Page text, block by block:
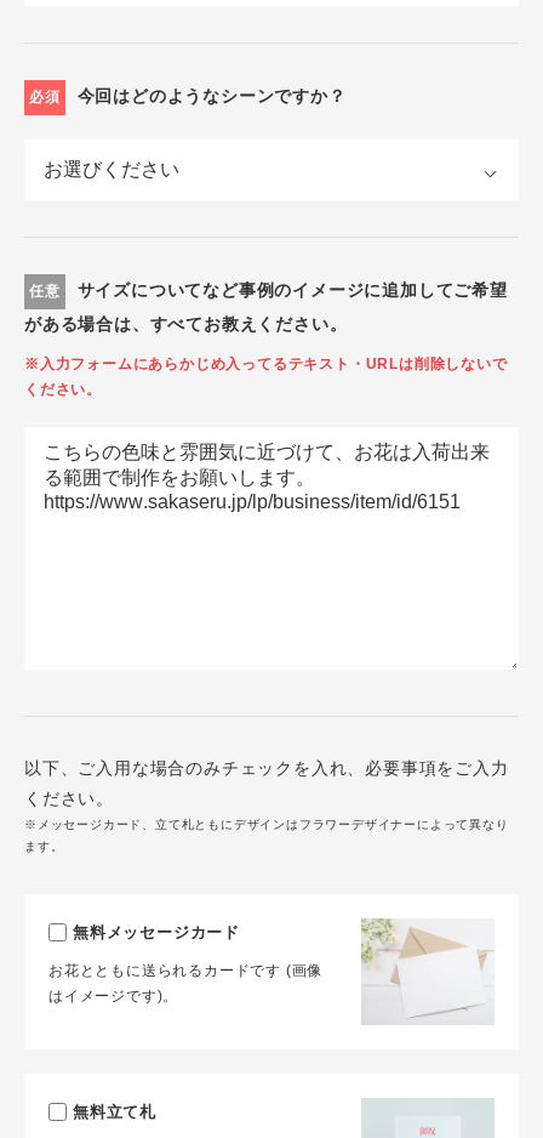
必須 今回はどのようなシーンですか？
任意
サイズについてなど事例のイメージに追加してご希望
がある場合は、すべてお教えください。
※入力フォームにあらかじめ入ってるテキスト・URLは削除しないで
ください。
以下、ご入用な場合のみチェックを入れ、必要事項をご入力
ください。
※メッセージカード、立て札ともにデザインはフラワーデザイナーによって異なり
ます。
無料メッセージカード
お花とともに送られるカードです (画像
はイメージです)。
無料立て札